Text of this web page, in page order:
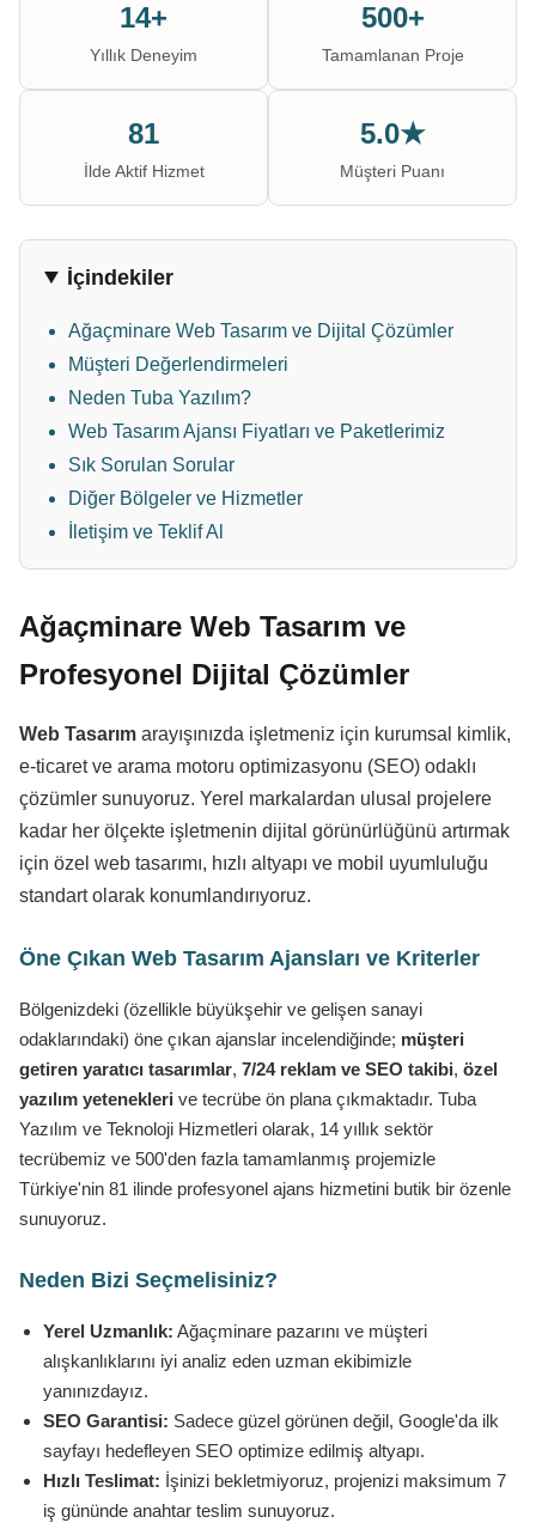
14+
Yıllık Deneyim
500+
Tamamlanan Proje
81
İlde Aktif Hizmet
5.0★
Müşteri Puanı
İçindekiler
Ağaçminare Web Tasarım ve Dijital Çözümler
Müşteri Değerlendirmeleri
Neden Tuba Yazılım?
Web Tasarım Ajansı Fiyatları ve Paketlerimiz
Sık Sorulan Sorular
Diğer Bölgeler ve Hizmetler
İletişim ve Teklif Al
Ağaçminare Web Tasarım ve
Profesyonel Dijital Çözümler
Web Tasarım arayışınızda işletmeniz için kurumsal kimlik,
e-ticaret ve arama motoru optimizasyonu (SEO) odaklı
çözümler sunuyoruz. Yerel markalardan ulusal projelere
kadar her ölçekte işletmenin dijital görünürlüğünü artırmak
için özel web tasarımı, hızlı altyapı ve mobil uyumluluğu
standart olarak konumlandırıyoruz.
Öne Çıkan Web Tasarım Ajansları ve Kriterler
Bölgenizdeki (özellikle büyükşehir ve gelişen sanayi
odaklarındaki) öne çıkan ajanslar incelendiğinde; müşteri
getiren yaratıcı tasarımlar, 7/24 reklam ve SEO takibi, özel
yazılım yetenekleri ve tecrübe ön plana çıkmaktadır. Tuba
Yazılım ve Teknoloji Hizmetleri olarak, 14 yıllık sektör
tecrübemiz ve 500'den fazla tamamlanmış projemizle
Türkiye'nin 81 ilinde profesyonel ajans hizmetini butik bir özenle
sunuyoruz.
Neden Bizi Seçmelisiniz?
Yerel Uzmanlık: Ağaçminare pazarını ve müşteri
alışkanlıklarını iyi analiz eden uzman ekibimizle
yanınızdayız.
SEO Garantisi: Sadece güzel görünen değil, Google'da ilk
sayfayı hedefleyen SEO optimize edilmiş altyapı.
Hızlı Teslimat: İşinizi bekletmiyoruz, projenizi maksimum 7
iş gününde anahtar teslim sunuyoruz.